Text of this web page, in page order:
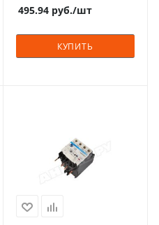
495.94руб./шт
КУПИТЬ